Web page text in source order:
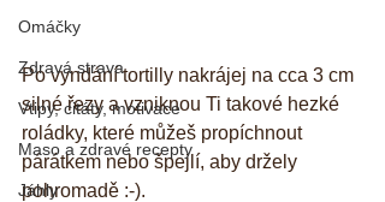
Omáčky
Zdravá strava
Vtipy, citáty, motivace
Maso a zdravé recepty
Jáhly
Po vyndání tortilly nakrájej na cca 3 cm
silné řezy a vzniknou Ti takové hezké
roládky, které můžeš propíchnout
párátkem nebo špejlí, aby držely
pohromadě :-).